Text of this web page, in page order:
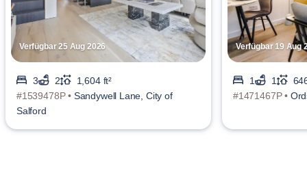
Verfügbar 25 Aug 2026
3 2
1,604 ft²
#1539478P • Sandywell Lane, City of
Salford
Verfügbar 19 Aug
1 1
#1471467P •